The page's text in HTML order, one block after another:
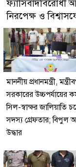
ফ্যাসিবাদবিরোধী
নিরপেক্ষ ও
মাননীয় প্রধানমন্ত্রী,
সরকারের উচ্চপর্যায়ের
সিল-স্বাক্ষর জালিয়াতি
সদস্য গ্রেফতার; বিপুল
উদ্ধার